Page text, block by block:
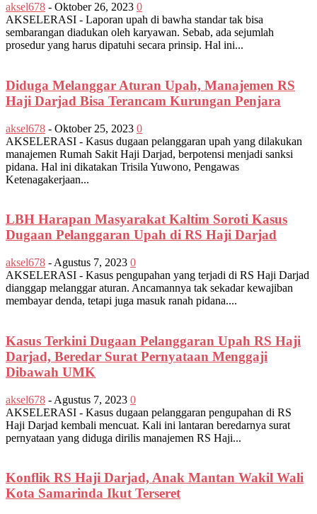
aksel678 - Oktober 26, 2023 0
AKSELERASI - Laporan upah di bawha standar tak bisa
sembarangan diadukan oleh karyawan. Sebab, ada sejumlah
prosedur yang harus dipatuhi secara prinsip. Hal ini...
Diduga Melanggar Aturan Upah, Manajemen RS
Haji Darjad Bisa Terancam Kurungan Penjara
aksel678 - Oktober 25, 2023 0
AKSELERASI - Kasus dugaan pelanggaran upah yang dilakukan
manajemen Rumah Sakit Haji Darjad, berpotensi menjadi sanksi
pidana. Hal ini dikatakan Trisila Yuwono, Pengawas
Ketenagakerjaan...
LBH Harapan Masyarakat Kaltim Soroti Kasus
Dugaan Pelanggaran Upah di RS Haji Darjad
aksel678 - Agustus 7, 2023 0
AKSELERASI - Kasus pengupahan yang terjadi di RS Haji Darjad
dianggap melanggar aturan. Ancamannya tak sekadar kewajiban
membayar denda, tetapi juga masuk ranah pidana....
Kasus Terkini Dugaan Pelanggaran Upah RS Haji
Darjad, Beredar Surat Pernyataan Menggaji
Dibawah UMK
aksel678 - Agustus 7, 2023 0
AKSELERASI - Kasus dugaan pelanggaran pengupahan di RS
Haji Darjad kembali mencuat. Kali ini lantaran beredarnya surat
pernyataan yang diduga dirilis manajemen RS Haji...
Konflik RS Haji Darjad, Anak Mantan Wakil Wali
Kota Samarinda Ikut Terseret